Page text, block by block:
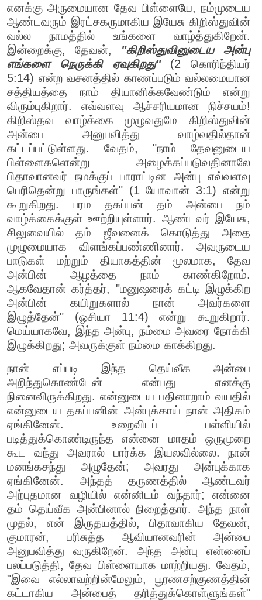
எனக்கு அருமையான தேவ பிள்ளையே, நம்முடைய
ஆண்டவரும் இரட்சகருமாகிய இயேசு கிறிஸ்துவின்
வல்ல நாமத்தில் உங்களை வாழ்த்துகிறேன்.
இன்றைக்கு, தேவன், "கிறிஸ்துவினுடைய அன்பு
எங்களை நெருக்கி ஏவுகிறது"(2 கொரிந்தியர்
5:14) என்ற வசனத்தில் காணப்படும் வல்லமையான
சத்தியத்தை நாம் தியானிக்கவேண்டும் என்று
விரும்புகிறார். எவ்வளவு ஆச்சரியமான நிச்சயம்!
கிறிஸ்தவ வாழ்க்கை முழுவதுமே கிறிஸ்துவின்
அன்பை அனுபவித்து வாழ்வதில்தான்
கட்டப்பட்டுள்ளது. வேதம், "நாம் தேவனுடைய
பிள்ளைகளென்று அழைக்கப்படுவதினாலே
பிதாவானவர் நமக்குப் பாராட்டின அன்பு எவ்வளவு
பெரிதென்று பாருங்கள்" (1 யோவான் 3:1) என்று
கூறுகிறது. பரம தகப்பன் தம் அன்பை நம்
வாழ்க்கைக்குள் ஊற்றியுள்ளார். ஆண்டவர் இயேசு,
சிலுவையில் தம் ஜீவனைக் கொடுத்து அதை
முழுமையாக விளங்கப்பண்ணினார். அவருடைய
பாடுகள் மற்றும் தியாகத்தின் மூலமாக, தேவ
அன்பின் ஆழத்தை நாம் காண்கிறோம்.
ஆகவேதான் கர்த்தர், "மனுஷரைக் கட்டி இழுக்கிற
அன்பின் கயிறுகளால் நான் அவர்களை
இழுத்தேன்" (ஓசியா 11:4) என்று கூறுகிறார்.
மெய்யாகவே, இந்த அன்பு, நம்மை அவரை நோக்கி
இழுக்கிறது; அவருக்குள் நம்மை காக்கிறது.
நான் எப்படி இந்த தெய்வீக அன்பை
அறிந்துகொண்டேன் என்பது எனக்கு
நினைவிருக்கிறது. என்னுடைய பதினாறாம் வயதில்
என்னுடைய தகப்பனின் அன்புக்காய் நான் அதிகம்
ஏங்கினேன். உறைவிடப் பள்ளியில்
படித்துக்கொண்டிருந்த என்னை மாதம் ஒருமுறை
கூட வந்து அவரால் பார்க்க இயலவில்லை. நான்
மனங்கசந்து அழுதேன்; அவரது அன்புக்காக
ஏங்கினேன். அந்தத் தருணத்தில் ஆண்டவர்
அற்புதமான வழியில் என்னிடம் வந்தார்; என்னை
தம் தெய்வீக அன்பினால் நிறைத்தார். அந்த நாள்
முதல், என் இருதயத்தில், பிதாவாகிய தேவன்,
குமாரன், பரிசுத்த ஆவியானவரின் அன்பை
அனுபவித்து வருகிறேன். அந்த அன்பு என்னைப்
பலப்படுத்தி, தேவ பிள்ளையாக மாற்றியது. வேதம்,
"இவை எல்லாவற்றின்மேலும், பூரணசற்குணத்தின்
கட்டாகிய அன்பைத் தரித்துக்கொள்ளுங்கள்"